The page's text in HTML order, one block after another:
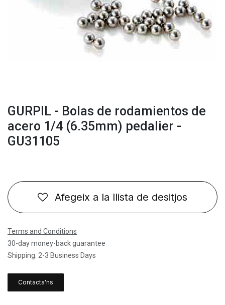
GURPIL - Bolas de rodamientos de
acero 1/4 (6.35mm) pedalier -
GU31105
Afegeix a la llista de desitjos
Terms and Conditions
30-day money-back guarantee
Shipping: 2-3 Business Days
Contacta'ns